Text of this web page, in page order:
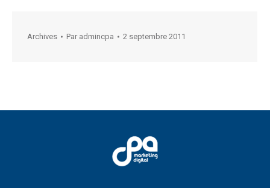
Archives Par admincpa 2 septembre 2011